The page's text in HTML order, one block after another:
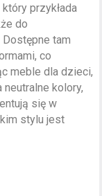
przykłada
do
tam
co
meble dla dzieci,
kolory,
się w
stylu jest